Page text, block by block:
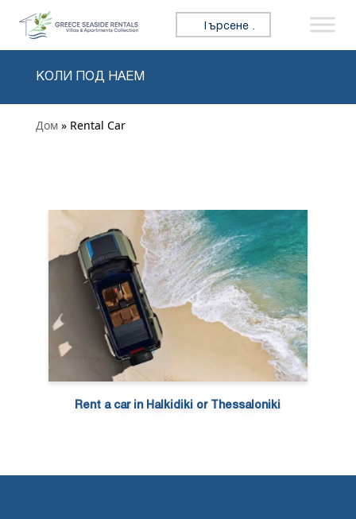
Премини към съдържанието
Търсене за:
КОЛИ ПОД НАЕМ
Дом » Rental Car
Rent a car in Halkidiki or Thessaloniki